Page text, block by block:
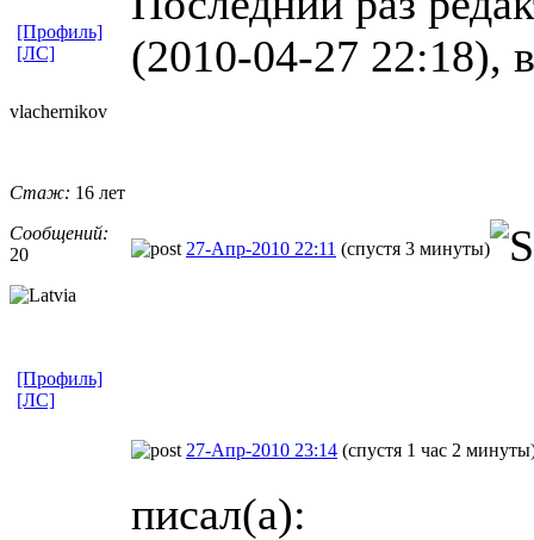
(2010-04-27 22:18),
[Профиль]
[ЛС]
vlachernikov
Стаж: 16 лет
Сообщений:
20
27-Апр-2010 22:11 (спустя 3 минуты)
[Профиль]
[ЛС]
27-Апр-2010 23:14 (спустя 1 час 2
писал(а):